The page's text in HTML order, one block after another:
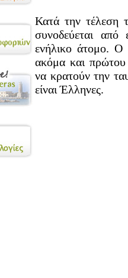
Κατά την τέλεση
συνοδεύεται από
ενήλικο άτομο. Ο
ακόμα και πρώτου
να κρατούν την
είναι Έλληνες.